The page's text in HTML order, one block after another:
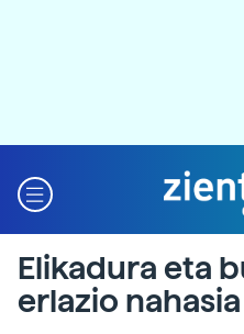
Elikadura eta
erlazio nahasia